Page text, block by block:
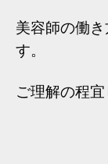
美容師の働
す。
ご理解の程宜